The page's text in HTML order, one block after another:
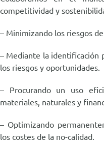
competitividad y
– Minimizando los riesgos
– Mediante la identificación
los riesgos y oportunidades.
– Procurando un uso
materiales, naturales y
– Optimizando
los costes de la no-calidad.